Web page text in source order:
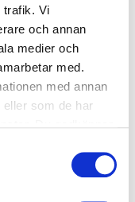
trafik. Vi
och annan
medier och
med.
med annan
som de har